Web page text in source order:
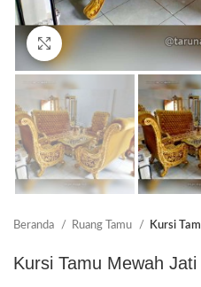
Click to enlarge
Beranda Ruang Tamu Kursi
Kursi Tamu Mewah